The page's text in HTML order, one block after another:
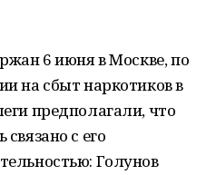
6 июня в Москве, по
на сбыт наркотиков в
предполагали, что
с его
Голунов